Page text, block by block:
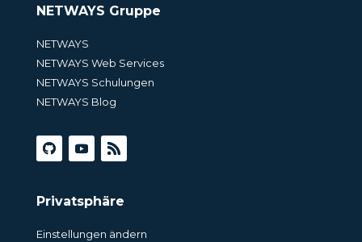
NETWAYS Gruppe
NETWAYS
NETWAYS Web Services
NETWAYS Schulungen
NETWAYS Blog
Privatsphäre
Einstellungen ändern